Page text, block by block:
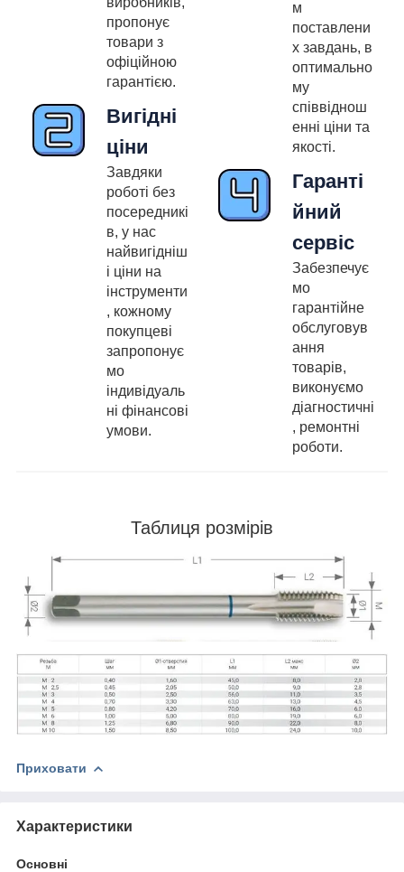
пропонує
товари з
офіційною
гарантією.
Вигідні
ціни
Завдяки
роботі без
посередникі
в, у нас
найвигідніш
і ціни на
інструменти
, кожному
покупцеві
запропонує
мо
індивідуаль
ні фінансові
умови.
м
поставлени
х завдань, в
оптимально
му
співвіднош
енні ціни та
якості.
Гаранті
йний
сервіс
Забезпечує
мо
гарантійне
обслуговув
ання
товарів,
виконуємо
діагностичні
, ремонтні
роботи.
Таблиця розмірів
Приховати
Характеристики
Основні